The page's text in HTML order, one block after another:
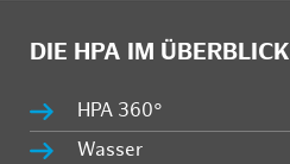
DIE HPA IM ÜBERBLICK
HPA 360°
Wasser